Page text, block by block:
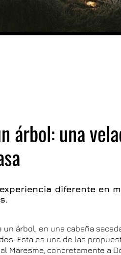
árbol: una
diferente en
un árbol, en una cabaña
Esta es una de las
Maresme, concretamente a